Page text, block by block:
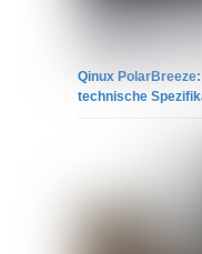
Qinux
technische